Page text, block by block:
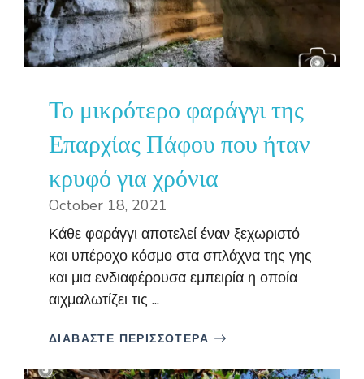
Το μικρότερο φαράγγι της
Επαρχίας Πάφου που ήταν
κρυφό για χρόνια
October 18, 2021
Κάθε φαράγγι αποτελεί έναν ξεχωριστό
και υπέροχο κόσμο στα σπλάχνα της γης
και μια ενδιαφέρουσα εμπειρία η οποία
αιχμαλωτίζει τις ...
ΔΙΑΒΑΣΤΕ ΠΕΡΙΣΣΟΤΕΡΑ